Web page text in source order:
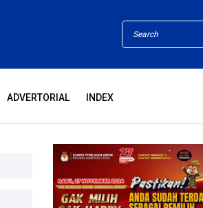
ADVERTORIAL INDEX